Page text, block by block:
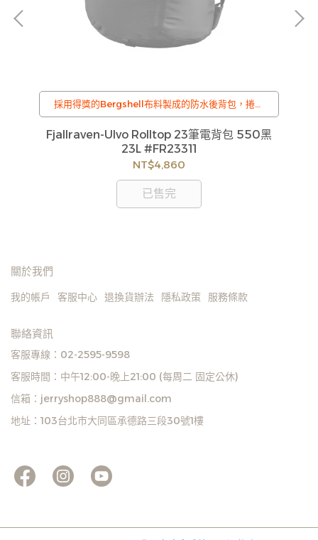
採用得獎的Bergshell布料製成的防水後背包，捲口
式開口設計
Fjallraven-Ulvo Rolltop 23筆電背包 550黑
23L #FR23311
NT$4,860
已售完
關於我們
我的帳戶 客服中心 退換貨辦法 隱私政策 服務條款
聯絡資訊
客服專線：02-2595-9598
客服時間：中午12:00-晚上21:00 (每周二 固定公休)
信箱：jerryshop888@gmail.com
地址：103台北市大同區承德路三段30號1樓